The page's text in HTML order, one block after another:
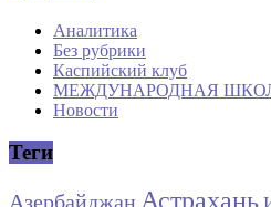
Аналитика
Без рубрики
Каспийский клуб
МЕЖДУНАРОДНАЯ
Новости
Теги
Азербайджан Астрахань